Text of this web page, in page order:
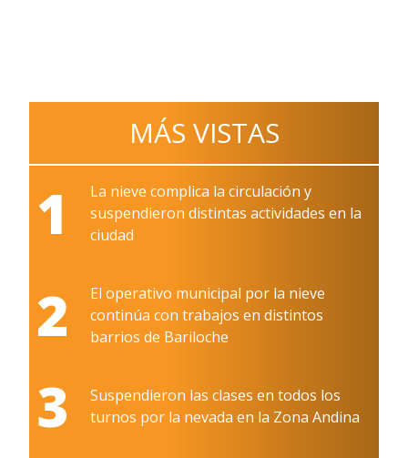
MÁS VISTAS
1
La nieve complica la circulación y
suspendieron distintas actividades en la
ciudad
2
El operativo municipal por la nieve
continúa con trabajos en distintos
barrios de Bariloche
3
Suspendieron las clases en todos los
turnos por la nevada en la Zona Andina